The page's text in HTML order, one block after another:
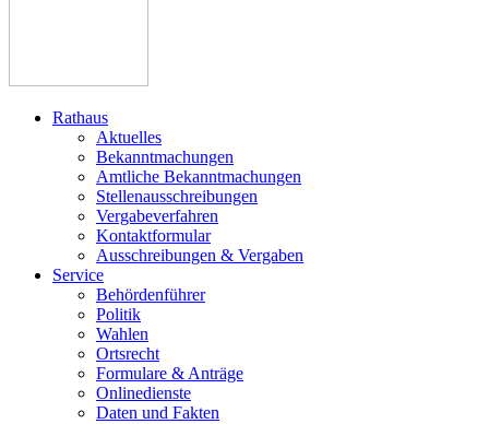
Rathaus
Aktuelles
Bekanntmachungen
Amtliche Bekanntmachungen
Stellenausschreibungen
Vergabeverfahren
Kontaktformular
Ausschreibungen & Vergaben
Service
Behördenführer
Politik
Wahlen
Ortsrecht
Formulare & Anträge
Onlinedienste
Daten und Fakten